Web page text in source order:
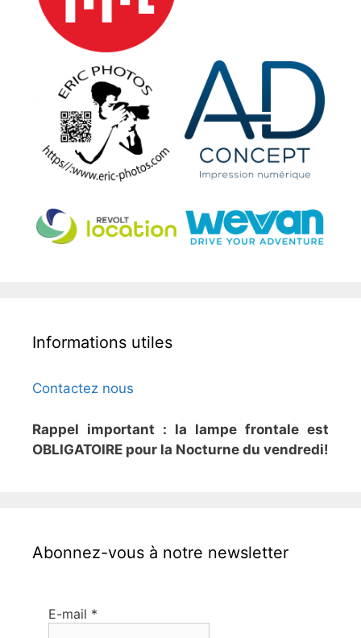
Informations utiles
Contactez nous
Rappel important : la lampe frontale est
OBLIGATOIRE pour la Nocturne du vendredi!
Abonnez-vous à notre newsletter
E-mail *